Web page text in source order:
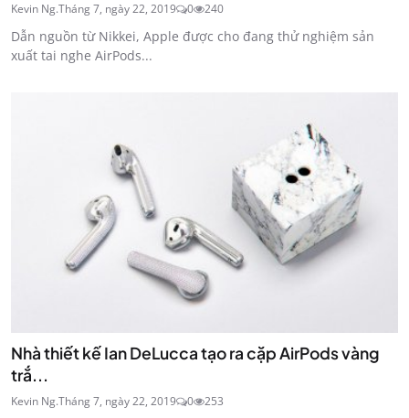
Kevin Ng.Tháng 7, ngày 22, 2019 0 240
Dẫn nguồn từ Nikkei, Apple được cho đang thử nghiệm sản
xuất tai nghe AirPods...
Nhà thiết kế Ian DeLucca tạo ra cặp AirPods vàng
trắ...
Kevin Ng.Tháng 7, ngày 22, 2019 0 253